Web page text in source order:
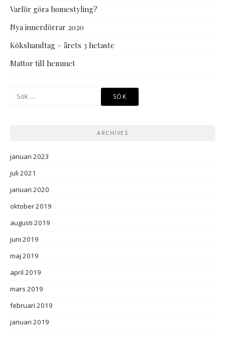
Varför göra homestyling?
Nya innerdörrar 2020
Kökshandtag – årets 3 hetaste
Mattor till hemmet
Sök
ARCHIVES
januari 2023
juli 2021
januari 2020
oktober 2019
augusti 2019
juni 2019
maj 2019
april 2019
mars 2019
februari 2019
januari 2019